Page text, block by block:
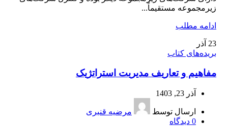
زیرمجموعه مستقیماً...
ادامه مطلب
23 آذر
بریده‌های کتاب
مفاهیم و تعاریف مدیریت استراتژیک
آذر 23, 1403
ارسال توسط
مرضیه قنبری
0 دیدگاه